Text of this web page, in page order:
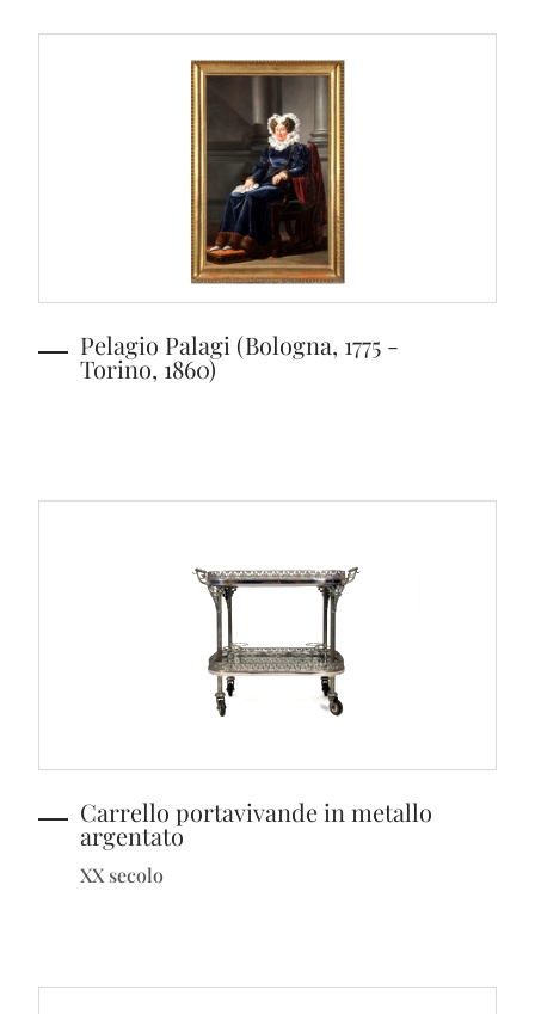
Pelagio Palagi (Bologna, 1775 -
Torino, 1860)
Carrello portavivande in metallo
argentato
XX secolo